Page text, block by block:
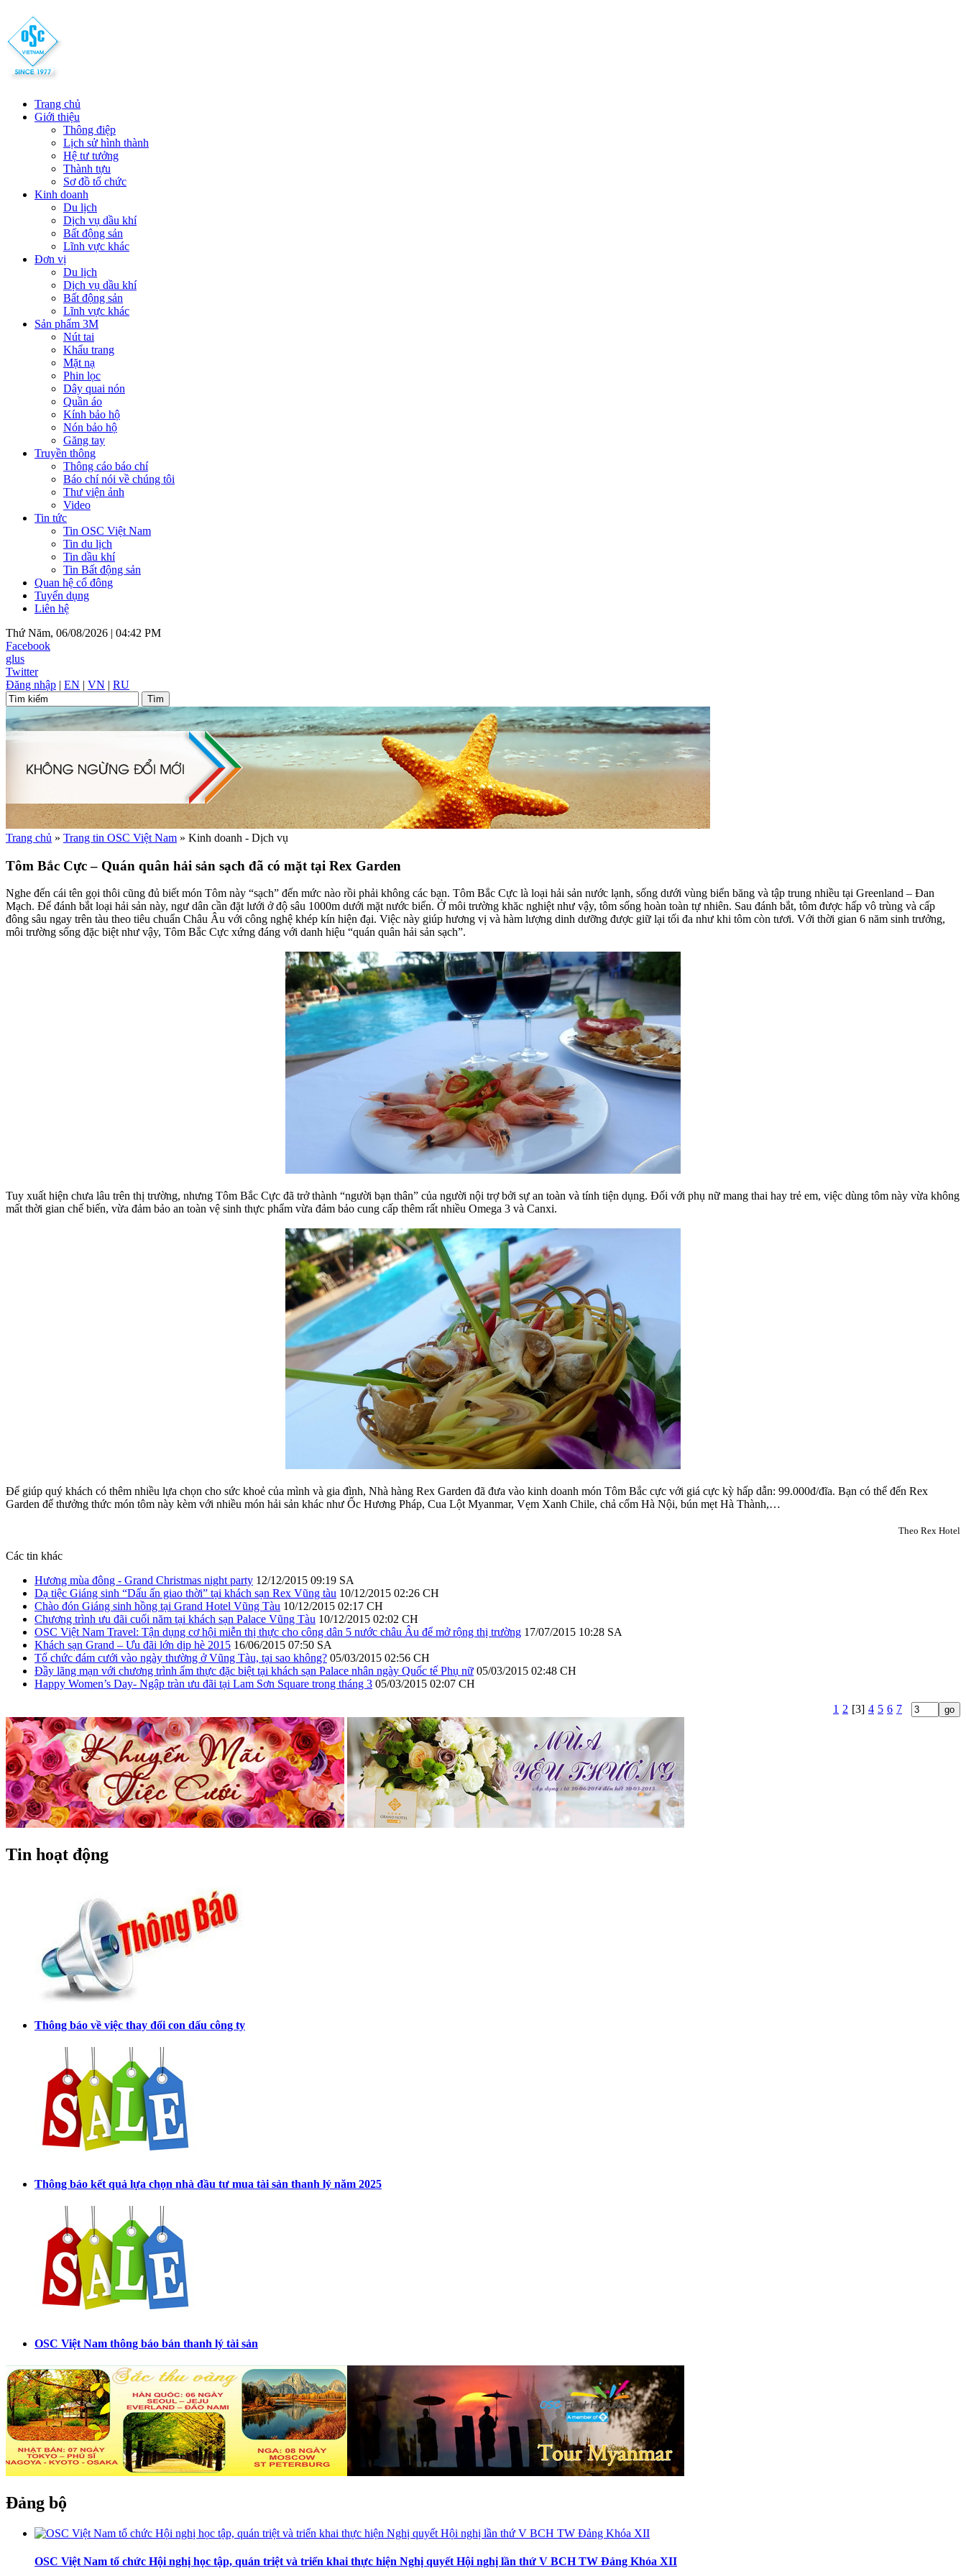
Trang chủ
Giới thiệu
Thông điệp
Lịch sử hình thành
Hệ tư tưởng
Thành tựu
Sơ đồ tổ chức
Kinh doanh
Du lịch
Dịch vụ dầu khí
Bất động sản
Lĩnh vực khác
Đơn vị
Du lịch
Dịch vụ dầu khí
Bất động sản
Lĩnh vực khác
Sản phẩm 3M
Nút tai
Khẩu trang
Mặt nạ
Phin lọc
Dây quai nón
Quần áo
Kính bảo hộ
Nón bảo hộ
Găng tay
Truyền thông
Thông cáo báo chí
Báo chí nói về chúng tôi
Thư viện ảnh
Video
Tin tức
Tin OSC Việt Nam
Tin du lịch
Tin dầu khí
Tin Bất động sản
Quan hệ cổ đông
Tuyển dụng
Liên hệ
Thứ Năm, 06/08/2026 | 04:42 PM
Facebook
glus
Twitter
Đăng nhập | EN | VN | RU
Trang chủ » Trang tin OSC Việt Nam » Kinh doanh - Dịch vụ
Tôm Bắc Cực – Quán quân hải sản sạch đã có mặt tại Rex Garden
Nghe đến cái tên gọi thôi cũng đủ biết món Tôm này “sạch” đến mức nào rồi phải không các bạn. Tôm Bắc Cực là loại hải sản nước lạnh, sống dưới vùng biển băng và tập trung nhiều tại Greenland – Đan
Mạch. Để đánh bắt loại hải sản này, ngư dân cần đặt lưới ở độ sâu 1000m dưới mặt nước biển. Ở môi trường khăc nghiệt như vậy, tôm sống hoàn toàn tự nhiên. Sau đánh bắt, tôm được hấp vô trùng và cấp
đông sâu ngay trên tàu theo tiêu chuẩn Châu Âu với công nghệ khép kín hiện đại. Việc này giúp hương vị và hàm lượng dinh dưỡng được giữ lại tối đa như khi tôm còn tươi. Với thời gian 6 năm sinh trưởng,
môi trường sống đặc biệt như vậy, Tôm Bắc Cực xứng đáng với danh hiệu “quán quân hải sản sạch”.
Tuy xuất hiện chưa lâu trên thị trường, nhưng Tôm Bắc Cực đã trở thành “người bạn thân” của người nội trợ bởi sự an toàn và tính tiện dụng. Đối với phụ nữ mang thai hay trẻ em, việc dùng tôm này vừa không
mất thời gian chế biến, vừa đảm bảo an toàn vệ sinh thực phẩm vừa đảm bảo cung cấp thêm rất nhiều Omega 3 và Canxi.
Để giúp quý khách có thêm nhiều lựa chọn cho sức khoẻ của mình và gia đình, Nhà hàng Rex Garden đã đưa vào kinh doanh món Tôm Bắc cực với giá cực kỳ hấp dẫn: 99.000đ/đĩa. Bạn có thể đến Rex
Garden để thưởng thức món tôm này kèm với nhiều món hải sản khác như Ốc Hương Pháp, Cua Lột Myanmar, Vẹm Xanh Chile, chả cốm Hà Nội, bún mẹt Hà Thành,…
Theo Rex Hotel
Các tin khác
Hương mùa đông - Grand Christmas night party 12/12/2015 09:19 SA
Dạ tiệc Giáng sinh “Dấu ấn giao thời” tại khách sạn Rex Vũng tàu 10/12/2015 02:26 CH
Chào đón Giáng sinh hồng tại Grand Hotel Vũng Tàu 10/12/2015 02:17 CH
Chương trình ưu đãi cuối năm tại khách sạn Palace Vũng Tàu 10/12/2015 02:02 CH
OSC Việt Nam Travel: Tận dụng cơ hội miễn thị thực cho công dân 5 nước châu Âu để mở rộng thị trường 17/07/2015 10:28 SA
Khách sạn Grand – Ưu đãi lớn dịp hè 2015 16/06/2015 07:50 SA
Tổ chức đám cưới vào ngày thường ở Vũng Tàu, tại sao không? 05/03/2015 02:56 CH
Đầy lãng mạn với chương trình ẩm thực đặc biệt tại khách sạn Palace nhân ngày Quốc tế Phụ nữ 05/03/2015 02:48 CH
Happy Women’s Day- Ngập tràn ưu đãi tại Lam Sơn Square trong tháng 3 05/03/2015 02:07 CH
1 2 [3] 4 5 6 7
Tin hoạt động
Thông báo về việc thay đổi con dấu công ty
Thông báo kết quả lựa chọn nhà đầu tư mua tài sản thanh lý năm 2025
OSC Việt Nam thông báo bán thanh lý tài sản
Đảng bộ
OSC Việt Nam tổ chức Hội nghị học tập, quán triệt và triển khai thực hiện Nghị quyết Hội nghị lần thứ V BCH TW Đảng Khóa XII